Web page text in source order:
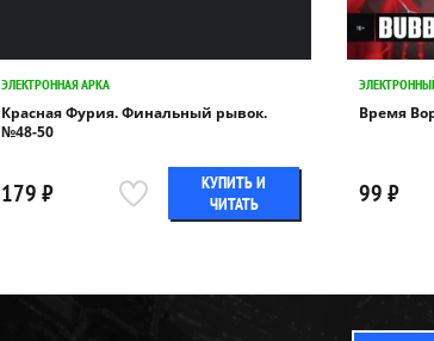
ЭЛЕКТРОННАЯ АРКА
Красная Фурия. Финальный рывок.
№48-50
179 ₽
КУПИТЬ И
ЧИТАТЬ
Время
99 ₽